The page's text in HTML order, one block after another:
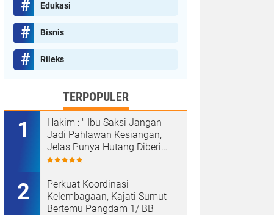
Edukasi
Bisnis
Rileks
TERPOPULER
Hakim : " Ibu Saksi Jangan
Jadi Pahlawan Kesiangan,
Jelas Punya Hutang Diberi
Barang Lagi
Perkuat Koordinasi
Kelembagaan, Kajati Sumut
Bertemu Pangdam 1/ BB